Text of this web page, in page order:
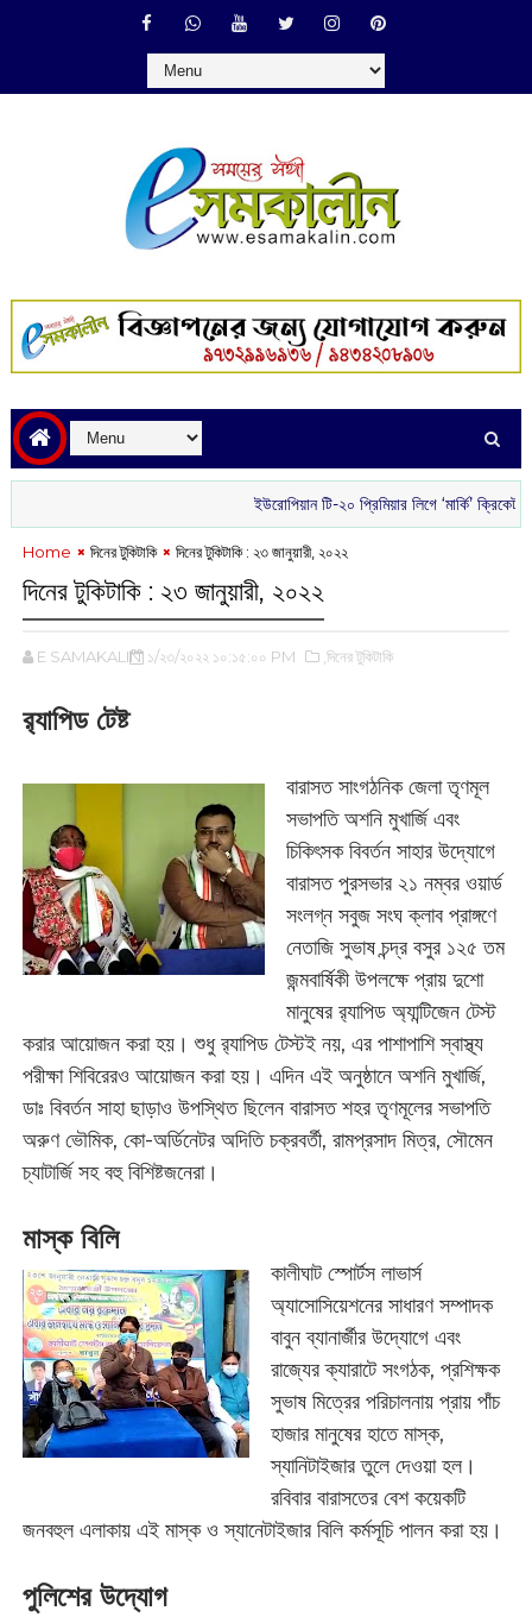
ইউরোপিয়ান টি-২০ প্রিমিয়ার লিগে ‘মার্কি’ ক্রিকেটার
Home দিনের টুকিটাকি দিনের টুকিটাকি : ‌২৩ জানুয়ারী, ২০২২
দিনের টুকিটাকি : ‌২৩ জানুয়ারী, ২০২২
E SAMAKALIN ১/২৩/২০২২ ১০:১৫:০০ PM ,দিনের টুকিটাকি
র‌্যাপিড টেষ্ট
বারাসত সাংগঠনিক জেলা তৃণমূল
সভাপতি অশনি মুখার্জি এবং
চিকিৎসক বিবর্তন সাহার উদ্যোগে
বারাসত পুরসভার ২১ নম্বর ওয়ার্ড
সংলগ্ন সবুজ সংঘ ক্লাব প্রাঙ্গণে
নেতাজি সুভাষ চন্দ্র বসুর ১২৫ তম
জন্মবার্ষিকী উপলক্ষে প্রায় দুশো
মানুষের র‌্যাপিড অ্যান্টিজেন টেস্ট
করার আয়োজন করা হয়। শুধু র‌্যাপিড টেস্টই নয়, এর পাশাপাশি স্বাস্থ্য
পরীক্ষা শিবিরেরও আয়োজন করা হয়। এদিন এই অনুষ্ঠানে অশনি মুখার্জি,
ডাঃ বিবর্তন সাহা ছাড়াও উপস্থিত ছিলেন বারাসত শহর তৃণমূলের সভাপতি
অরুণ ভৌমিক, কো-অর্ডিনেটর অদিতি চক্রবর্তী, রামপ্রসাদ মিত্র, সৌমেন
চ্যাটার্জি সহ বহু বিশিষ্টজনেরা।
মাস্ক বিলি
কালীঘাট স্পোর্টস লাভার্স
অ্যাসোসিয়েশনের সাধারণ সম্পাদক
বাবুন ব্যানার্জীর উদ্যোগে এবং
রাজ্যের ক্যারাটে সংগঠক, প্রশিক্ষক
সুভাষ মিত্রের পরিচালনায় প্রায় পাঁচ
হাজার মানুষের হাতে মাস্ক,
স্যানিটাইজার তুলে দেওয়া হল।
রবিবার বারাসতের বেশ কয়েকটি
জনবহুল এলাকায় এই মাস্ক ও স্যানেটাইজার বিলি কর্মসূচি পালন করা হয়।
পুলিশের উদ্যোগ